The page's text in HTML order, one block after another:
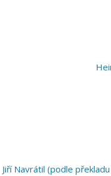
Jiří Navrátil (podle